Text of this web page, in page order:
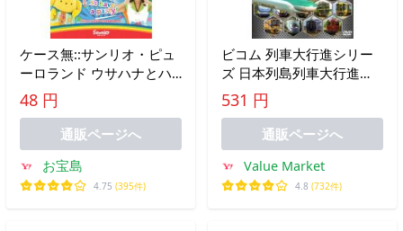
ケース無::サンリオ・ピュ
ーロランド ウサハナとハ
ッピーバースデー レンタ
ル落ち 中古 DVD
48 円
通販ページへ
お宝島
4.75 (395件)
ビコム 列車大行進シリー
ズ 日本列島列車大行進
2018 キッズバージョン レ
ンタル落ち 中古 DVD
531 円
通販ページへ
Value Market
4.8 (732件)